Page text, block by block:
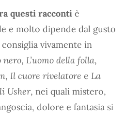
questi racconti è
e molto dipende dal gusto
vivamente in
nero, L’uomo della folla,
, Il cuore rivelatore e La
Usher, nei quali mistero,
dolore e fantasia si